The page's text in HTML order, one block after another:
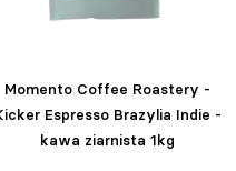
Momento Coffee Roastery -
Espresso Brazylia Indie -
kawa ziarnista 1kg